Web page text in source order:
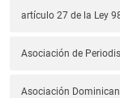
artículo 27 de la Ley
Asociación de
Asociación